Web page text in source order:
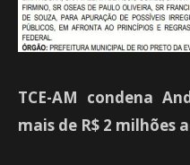
TCE-AM condena
mais de R$ 2 milhões